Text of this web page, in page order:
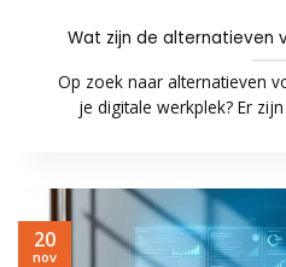
Wat zijn de alternatieven
Op zoek naar alternatieven
je digitale werkplek? Er
20
nov